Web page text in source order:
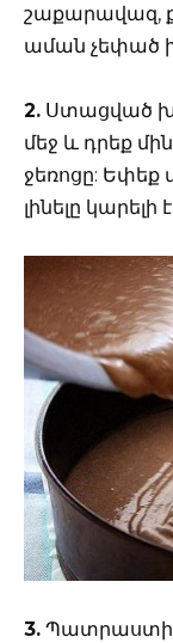
շաքարավազ,
աման չեփած
2. Ստացված
մեջ և դրեք
ջեռոցը:
լինելը
3. Պատրաստի